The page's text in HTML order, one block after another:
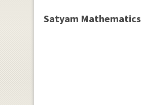
\sin {
Satyam Mathematics